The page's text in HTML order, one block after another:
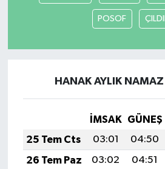
POSOF
HANAK AYLIK NAMAZ
İMSAK GÜNEŞ
25 Tem Cts
03:01 04:50
26 Tem Paz
03:02 04:51